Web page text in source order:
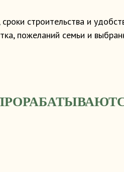
строительства и
пожеланий семьи и